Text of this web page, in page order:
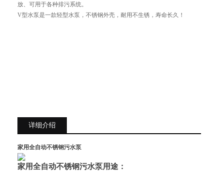
放、可用于各种排污系统。
V型水泵是一款轻型水泵，不锈钢外壳，耐用不生锈，寿命长久！
详细介绍
家用全自动不锈钢污水泵
家用全自动不锈钢污水泵用途：